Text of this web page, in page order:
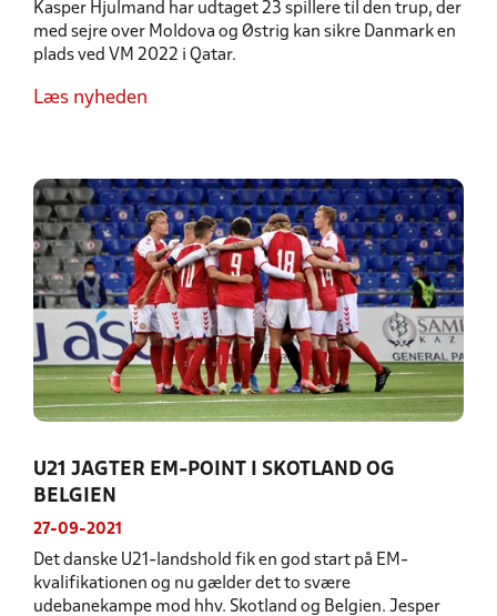
Kasper Hjulmand har udtaget 23 spillere til den trup, der
med sejre over Moldova og Østrig kan sikre Danmark en
plads ved VM 2022 i Qatar.
Læs nyheden
U21 JAGTER EM-POINT I SKOTLAND OG
BELGIEN
27-09-2021
Det danske U21-landshold fik en god start på EM-
kvalifikationen og nu gælder det to svære
udebanekampe mod hhv. Skotland og Belgien. Jesper